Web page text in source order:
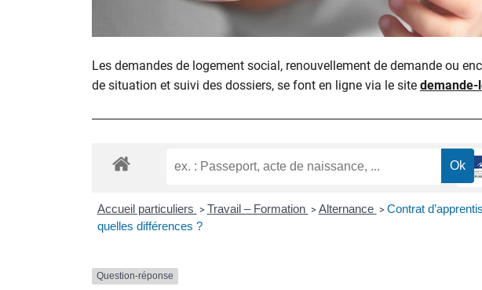
Les demandes de logement social, renouvellement de demande ou
de situation et suivi des dossiers, se font en ligne via le site
Accueil particuliers > Travail – Formation > Alternance > Contrat
quelles différences ?
Question-réponse